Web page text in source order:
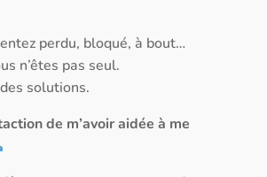
perdu, bloqué, à bout…
n’êtes pas seul.
solutions.
de m’avoir aidée à me